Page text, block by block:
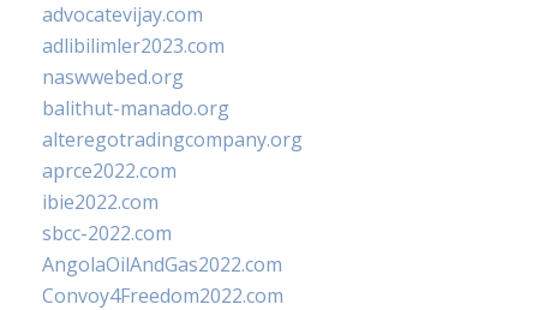
advocatevijay.com
adlibilimler2023.com
naswwebed.org
balithut-manado.org
alteregotradingcompany.org
aprce2022.com
ibie2022.com
sbcc-2022.com
AngolaOilAndGas2022.com
Convoy4Freedom2022.com